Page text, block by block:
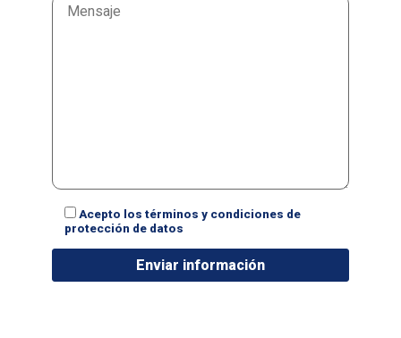
Acepto los términos y condiciones de
protección de datos